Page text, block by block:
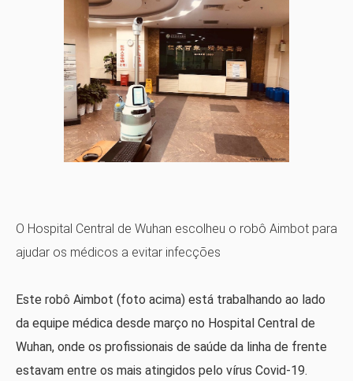
O Hospital Central de Wuhan escolheu o robô Aimbot para
ajudar os médicos a evitar infecções
Este robô Aimbot (foto acima) está trabalhando ao lado
da equipe médica desde março no Hospital Central de
Wuhan, onde os profissionais de saúde da linha de frente
estavam entre os mais atingidos pelo vírus Covid-19.